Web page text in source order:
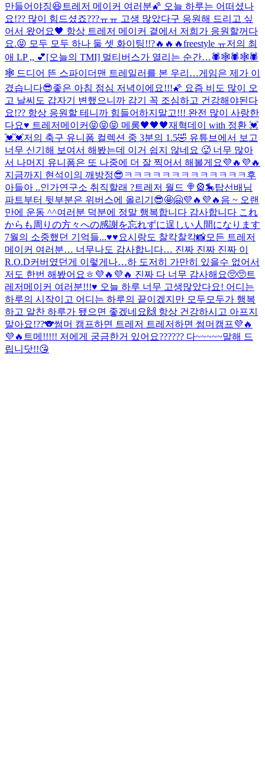
만들어야징😆 트레저 메이커 여러분🌠 오늘 하루는 어떠셨나
요!?? 많이 힘드셨죠???ㅠㅠ 고생 많았다구 응원해 드리고 싶
어서 왔어요🖤 항상 트레저 메이커 곁에서 저희가 응원할꺼다
요.😝 모두 모두 하나 둘 셋 화이팅!!?🔥🔥🔥freestyle ㅠ저의 최
애 LP ,, 💕[오늘의 TMI] 멀티버스가 열리는 순간…🕷🕸🕷🕸🕷
🕸 드디어 뜬 스파이더맨 트레일러를 본 우리…게임은 제가 이
겼습니다😎좋은 아침 점심 저녁이에요!!!🌠 요즘 비도 많이 오
고 날씨도 갑자기 변했으니까 감기 꼭 조심하고 건강해야된다
요!?? 항상 응원할 테니까 힘들어하지말고!!! 완전 많이 사랑한
다요♥️ 트레저메이커😝😝😝 메롱🖤🖤🖤재혁데이 with 정환 💓
💓💓저의 축구 유니폼 컬렉션 중 3분의 1.5🤣 유튜브에서 보고
너무 신기해 보여서 해봤는데 이거 쉽지 않네요 🥵 너무 많아
서 나머지 유니폼은 또 나중에 더 잘 찍어서 해볼게요💜🔥💜🔥
지금까지 현석이의 깨방정😎ㅋㅋㅋㅋㅋㅋㅋㅋㅋㅋㅋㅋㅋ후
아들아 ..인가연구소 취직할래 ?트레저 월드 🍭🎡🎠탑선배님
파트부터 뒷부분은 위버스에 올리기😎🤩🤗💜🔥💜🔥 음 ~ 오랜
만에 운동 ^^여러분 덕분에 정말 행복합니다 감사합니다 これ
からも周りの方々への感謝を忘れずに逞しい人間になります
7월의 소중했던 기억들...♥️♥️요시랑도 찰칵찰칵📸모든 트레저
메이커 여러분… 너무나도 감사합니다… 진짜 진짜 진짜 이
R.O.D커버였던게 이렇게나…하 도저히 가만히 있을수 없어서
저도 한번 해봤어요ㅎ💜🔥💜🔥 진짜 다 너무 감사해요🥺🥺트
레저메이커 여러분!!!♥️ 오늘 하루 너무 고생많았다요! 어디는
하루의 시작이고 어디는 하루의 끝이겠지만 모두모두가 행복
하고 알찬 하루가 됐으면 좋겠네요🙌 항상 건강하시고 아프지
말아요!??🐨썸머 캠프하면 트레저 트레저하면 썸머캠프💜🔥
💜🔥 트메!!!!! 저에게 궁금한거 있어요?????? 다~~~~~말해 드
립니닷!!😘